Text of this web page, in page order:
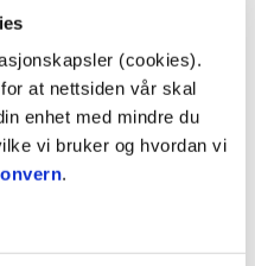
(cookies).
at nettsiden vår skal
enhet med mindre du
vi bruker og hvordan vi
.
forlengelsen med